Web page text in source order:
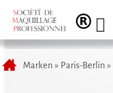
Marken » Paris-Berlin »